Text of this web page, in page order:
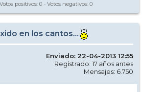
positivos: 0 - Votos negativos: 0
en los cantos...
Enviado: 22-04-2013 12:55
Registrado: 17 años antes
Mensajes: 6.750